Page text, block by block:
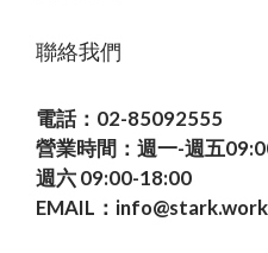
聯絡我們
電話：02-85092555
營業時間：週一-週五
週六 09:00-18:00
EMAIL：